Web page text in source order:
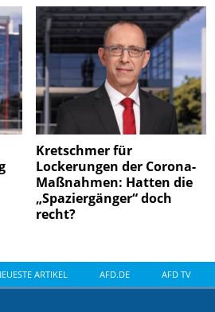
Kretschmer für
Lockerungen der Corona-
Maßnahmen: Hatten die
„Spaziergänger“ doch
recht?
ARTIKEL AFD.DE AFD TV